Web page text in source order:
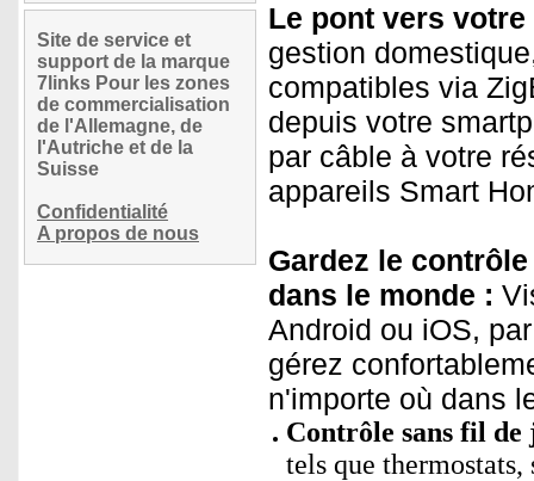
Site de service et
support de la marque
7links Pour les zones
de commercialisation
de l'Allemagne, de
l'Autriche et de la
Suisse
Confidentialité
A propos de nous
Le pont vers votre
gestion
compatibles via
depuis votre
par câble à votre
appareils Smart
Gardez le
dans le monde :
Android ou iOS,
gérez
n'importe où dans
Contrôle sans fil de
tels que thermostats,